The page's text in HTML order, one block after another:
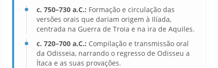
c. 750–730 a.C.: Formação e circulação das
versões orais que dariam origem à Ilíada,
centrada na Guerra de Troia e na ira de Aquiles.
c. 720–700 a.C.: Compilação e transmissão oral
da Odisseia, narrando o regresso de Odisseu a
Ítaca e as suas provações.